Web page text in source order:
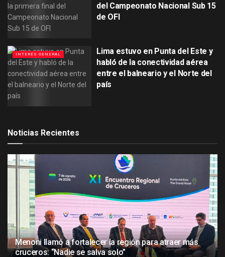
del Campeonato Nacional Sub 15
de OFI
INTERÉS GENERAL
Lima estuvo en Punta del Este y
habló de la conectividad aérea
entre el balneario y el Norte del
país
Noticias Recientes
Menoni llamó a fortalecer la región para atraer más
cruceros: “Nadie se salva solo”